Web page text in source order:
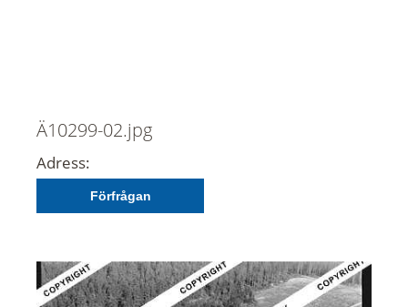
Ä10299-02.jpg
Adress:
Förfrågan